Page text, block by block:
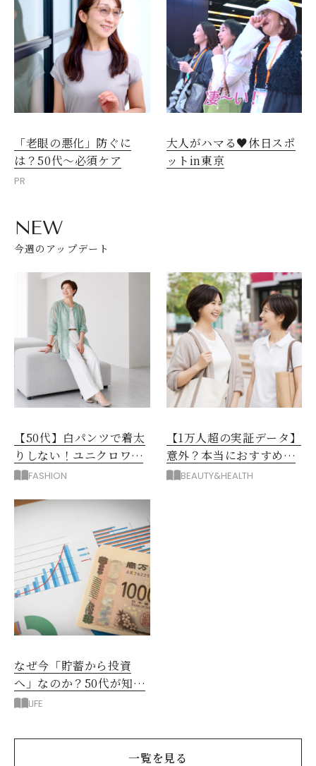
「老眼の悪化」防ぐに
は？50代～必須ケア
PR
大人がハマる♥休日スポ
ットin東京
NEW
今週のアップデート
【50代】白パンツで着太
りしない！ユニクロワイ
ドパンツ夏の着回しテク
FASHION
【1万人超の実証データ】
意外？本当におすすめな
運動とストレス解消法と
BEAUTY&HEALTH
なぜ今「貯蓄から投資
へ」なのか？50代が知る
べきお金の新常識
LIFE
一覧を見る